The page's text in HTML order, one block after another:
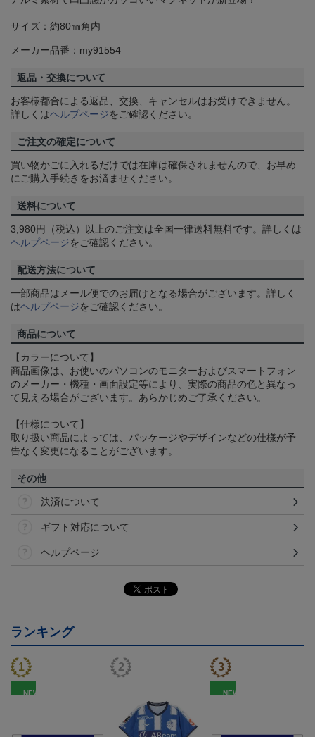
サイズ：約80㎜角内
メーカー品番：my91554
返品・交換について
お客様都合による返品、交換、キャンセルはお受けできません。
詳しくはヘルプページをご確認ください。
ご注文の確定について
買い物かごに入れるだけでは在庫は確保されませんので、お早め
にご購入手続きをお済ませください。
送料について
3,980円（税込）以上のご注文は全国一律送料無料です。詳しくは
ヘルプページをご確認ください。
配送方法について
一部商品はメール便でのお届けとなる場合がございます。詳しく
はヘルプページをご確認ください。
商品について
【カラーについて】
商品画像は、お使いのパソコンのモニターおよびスマートフォン
のメーカー・機種・画面設定等により、実際の商品の色と異なっ
て見える場合がございます。あらかじめご了承ください。
【仕様について】
取り扱い商品によっては、パッケージやデザインなどの仕様が予
告なく変更になることがございます。
その他
決済について
ギフト対応について
ヘルプページ
ランキング
NEW NEW